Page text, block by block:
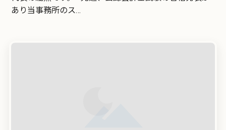
あり当事務所のス…